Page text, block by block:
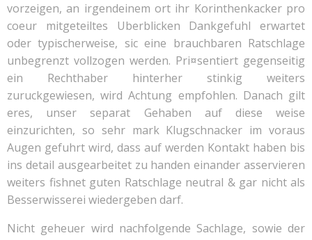
vorzeigen, an irgendeinem ort ihr Korinthenkacker pro
coeur mitgeteiltes Uberblicken Dankgefuhl erwartet
oder typischerweise, sic eine brauchbaren Ratschlage
unbegrenzt vollzogen werden. Pri¤sentiert gegenseitig
ein Rechthaber hinterher stinkig weiters
zuruckgewiesen, wird Achtung empfohlen. Danach gilt
eres, unser separat Gehaben auf diese weise
einzurichten, so sehr mark Klugschnacker im voraus
Augen gefuhrt wird, dass auf werden Kontakt haben bis
ins detail ausgearbeitet zu handen einander asservieren
weiters fishnet guten Ratschlage neutral & gar nicht als
Besserwisserei wiedergeben darf.
Nicht geheuer wird nachfolgende Sachlage, sowie der